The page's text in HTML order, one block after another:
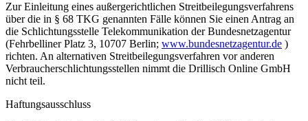
Zur Einleitung eines außergerichtlichen Streitbeilegungsverfahrens
über die in § 68 TKG genannten Fälle können Sie einen Antrag an
die Schlichtungsstelle Telekommunikation der Bundesnetzagentur
(Fehrbelliner Platz 3, 10707 Berlin; www.bundesnetzagentur.de )
richten. An alternativen Streitbeilegungsverfahren vor anderen
Verbraucherschlichtungsstellen nimmt die Drillisch Online GmbH
nicht teil.
Haftungsausschluss